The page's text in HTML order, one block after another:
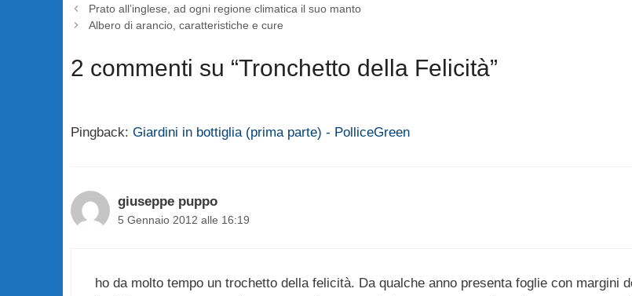
Prato all’inglese, ad ogni regione climatica il suo manto
Albero di arancio, caratteristiche e cure
2 commenti su “Tronchetto della Felicità”
Pingback: Giardini in bottiglia (prima parte) - PolliceGreen
giuseppe puppo
5 Gennaio 2012 alle 16:19
ho da molto tempo un trochetto della felicità. Da qualche anno presenta foglie con margini